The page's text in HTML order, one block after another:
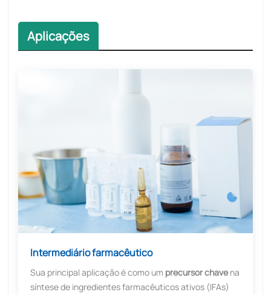
Aplicações
Intermediário farmacêutico
Sua principal aplicação é como um precursor chave na
síntese de ingredientes farmacêuticos ativos (IFAs)